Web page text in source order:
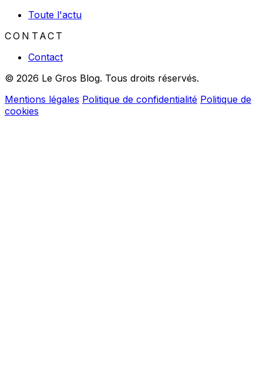
Toute l'actu
CONTACT
Contact
© 2026 Le Gros Blog. Tous droits réservés.
Mentions légales Politique de confidentialité Politique de
cookies